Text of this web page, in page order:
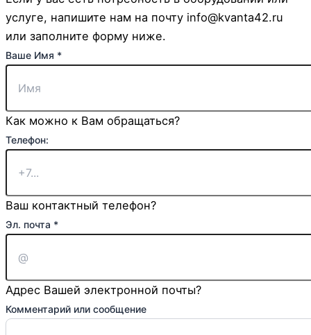
услуге, напишите нам на почту info@kvanta42.ru
или заполните форму ниже.
Ваше Имя *
Как можно к Вам обращаться?
Телефон:
Ваш контактный телефон?
Эл. почта *
Адрес Вашей электронной почты?
Телефон:
Комментарий или сообщение